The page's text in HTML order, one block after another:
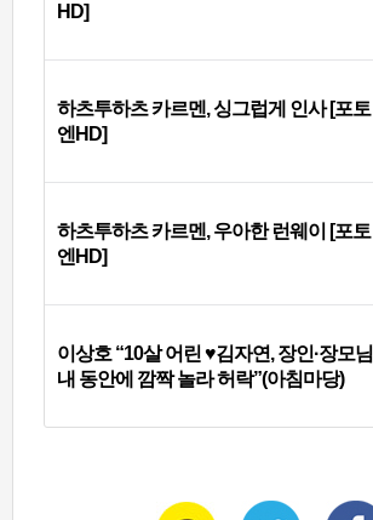
HD]
하츠투하츠 카르멘, 싱그럽게 인사 [포토
엔HD]
하츠투하츠 카르멘, 우아한 런웨이 [포토
엔HD]
이상호 “10살 어린 ♥김자연, 장인·장모님
내 동안에 깜짝 놀라 허락”(아침마당)